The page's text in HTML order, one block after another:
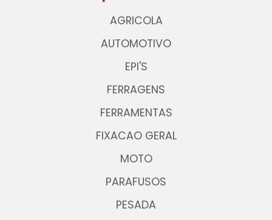
AGRICOLA
AUTOMOTIVO
EPI'S
FERRAGENS
FERRAMENTAS
FIXACAO GERAL
MOTO
PARAFUSOS
PESADA